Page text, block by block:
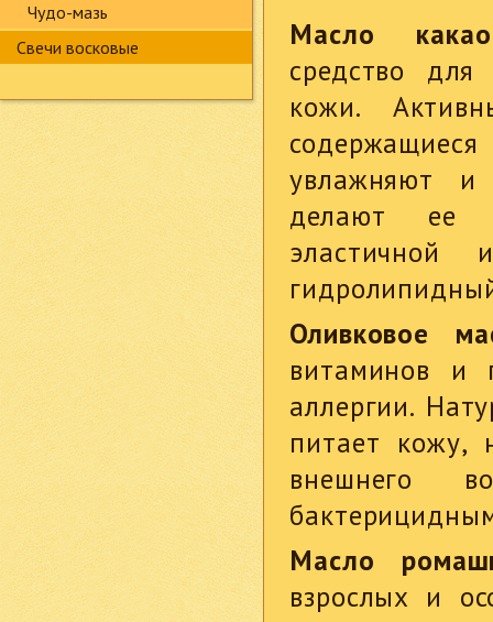
Чудо-мазь
Свечи восковые
Масло какао
средство
кожи.
увлажняют и
делают ее
эластичной
Оливковое
витаминов и
аллергии.
питает кожу,
внешнего
Масло
взрослых и